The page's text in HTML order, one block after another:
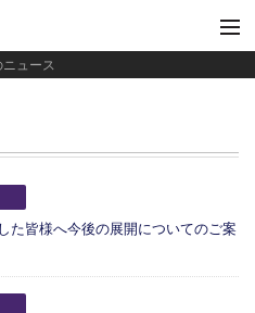
ュース
た皆様へ今後の展開についてのご案